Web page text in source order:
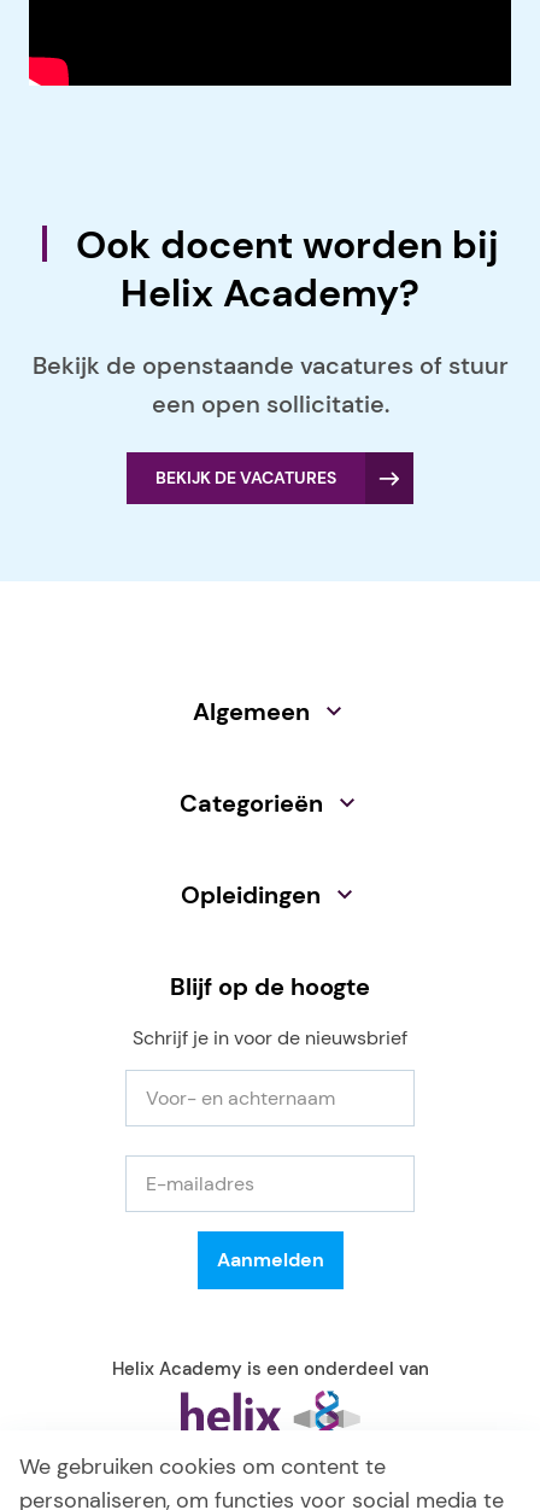
Ook docent worden bij
Helix Academy?
Bekijk de openstaande vacatures of stuur
een open sollicitatie.
BEKIJK DE VACATURES
Algemeen
Categorieën
Opleidingen
Blijf op de hoogte
Schrijf je in voor de nieuwsbrief
Helix Academy is een onderdeel van
We gebruiken cookies om content te
personaliseren, om functies voor social media te